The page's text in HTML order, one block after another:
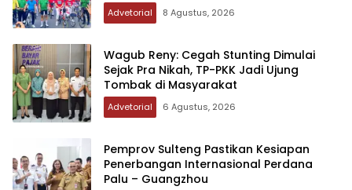
Advetorial 8 Agustus, 2026
Wagub Reny: Cegah Stunting Dimulai
Sejak Pra Nikah, TP-PKK Jadi Ujung
Tombak di Masyarakat
Advetorial 6 Agustus, 2026
Pemprov Sulteng Pastikan Kesiapan
Penerbangan Internasional Perdana
Palu – Guangzhou